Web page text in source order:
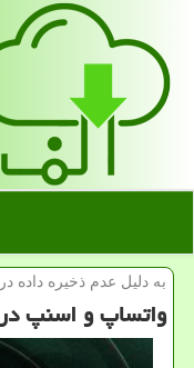
به دلیل عدم ذخیره داده
واتساپ و اسنپ